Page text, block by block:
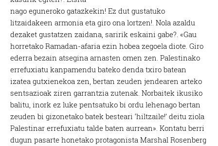
nago eguneroko gatazkekin! Ez dut gustatuko
litzaidakeen armonia eta giro ona lortzen!. Nola azaldu
dezaket gustatzen zaidana, saririk eskaini gabe?. «Gau
horretako Ramadan-afaria ezin hobea zegoela diote. Giro
ederra bezain atsegina arnasten omen zen. Palestinako
errefuxiatu kanpamendu bateko denda txiro batean
izatea gutxienekoa zen, bertan zeuden jendearen arteko
sentsazioak ziren garrantzia zutenak. Norbaitek ikusiko
balitu, inork ez luke pentsatuko bi ordu lehenago bertan
zeuden bi gizonetako batek besteari ‘hiltzaile!’ deitu ziola
Palestinar errefuxiatu talde baten aurrean». Kontatu berri
dugun pasarte honetako protagonista Marshal Rosenberg